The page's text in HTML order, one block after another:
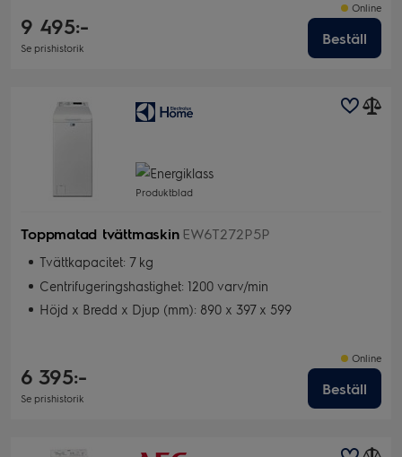
9 495:-
Se prishistorik
Online
Beställ
Produktblad
Toppmatad tvättmaskin EW6T272P5P
Tvättkapacitet: 7 kg
Centrifugeringshastighet: 1200 varv/min
Höjd x Bredd x Djup (mm): 890 x 397 x 599
6 395:-
Se prishistorik
Online
Beställ